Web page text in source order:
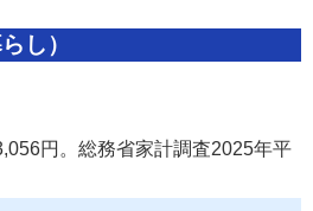
し）
円。総務省家計調査2025年平